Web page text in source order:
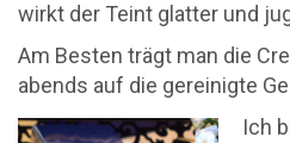
wirkt der Teint glatter und
Am Besten trägt man die
abends auf die gereinigte
Ich